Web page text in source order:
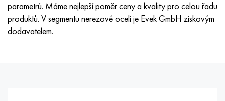
parametrů. Máme nejlepší poměr ceny a kvality pro celou řadu
produktů. V segmentu nerezové oceli je Evek GmbH ziskovým
dodavatelem.
Hastelloy b2
Hastelloy b3
38HN3MFA, 35nicrmov12-5
40G, 40Mn4, AISI 1035